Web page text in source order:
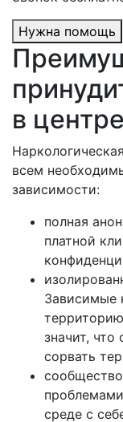
Нужна помощь
в
всем
зависимости:
полная
платной
Зависимые
значит, что
сорвать
среде с